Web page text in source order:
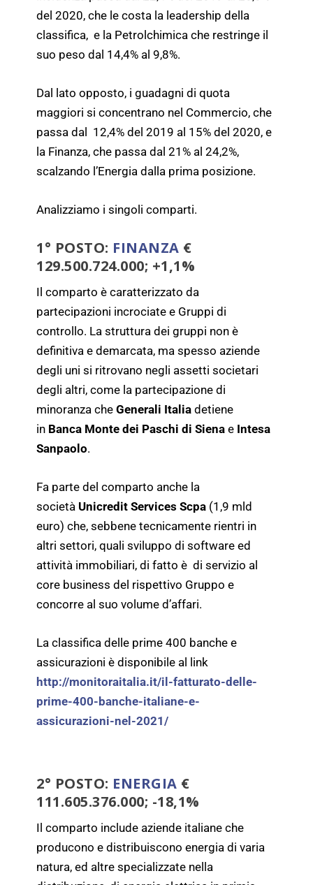
del 2020, che le costa la leadership della
classifica, e la Petrolchimica che restringe il
suo peso dal 14,4% al 9,8%.
Dal lato opposto, i guadagni di quota
maggiori si concentrano nel Commercio, che
passa dal 12,4% del 2019 al 15% del 2020, e
la Finanza, che passa dal 21% al 24,2%,
scalzando l’Energia dalla prima posizione.
Analizziamo i singoli comparti.
1° POSTO: FINANZA €
129.500.724.000; +1,1%
Il comparto è caratterizzato da
partecipazioni incrociate e Gruppi di
controllo. La struttura dei gruppi non è
definitiva e demarcata, ma spesso aziende
degli uni si ritrovano negli assetti societari
degli altri, come la partecipazione di
minoranza cheGenerali Italia detiene
in Banca Monte dei Paschi di Sienae Intesa
Sanpaolo.
Fa parte del comparto anche la
società Unicredit Services Scpa (1,9 mld
euro) che, sebbene tecnicamente rientri in
altri settori, quali sviluppo di software ed
attività immobiliari, di fatto è di servizio al
core business del rispettivo Gruppo e
concorre al suo volume d’affari.
La classifica delle prime 400 banche e
assicurazioni è disponibile al link
http://monitoraitalia.it/il-fatturato-delle-
prime-400-banche-italiane-e-
assicurazioni-nel-2021/
2° POSTO: ENERGIA €
111.605.376.000; -18,1%
Il comparto include aziende italiane che
producono e distribuiscono energia di varia
natura, ed altre specializzate nella